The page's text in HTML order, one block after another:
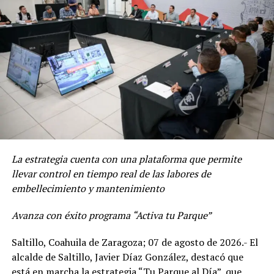
MIRASIERRA
ADVERTISEMENT
De igual manera, se efectuaron trabajos de limpieza
general sobre el bulevar Javier García Villarreal, donde
se atendieron tanto el camellón central como las aceras
poniente y oriente, en el tramo comprendido entre el
periférico Luis Echeverría Álvarez y la calle Hércules.
El Gobierno Municipal mantiene su Chat Bot “Saltillo
Fácil”, al 844-160-08-08, con el que la ciudadanía puede
reportar algún servicio público para su inmediata
La estrategia cuenta con una plataforma que permite
llevar control en tiempo real de las labores de
embellecimiento y mantenimiento
Avanza con éxito programa “Activa tu Parque”
Saltillo, Coahuila de Zaragoza; 07 de agosto de 2026.- El
alcalde de Saltillo, Javier Díaz González, destacó que